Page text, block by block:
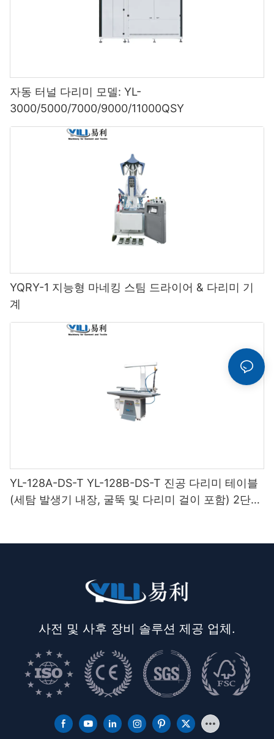
자동 터널 다리미 모델: YL-
3000/5000/7000/9000/11000QSY
YQRY-1 지능형 마네킹 스팀 드라이어 & 다리미 기
계
YL-128A-DS-T YL-128B-DS-T 진공 다리미 테이블
(세탐 발생기 내장, 굴뚝 및 다리미 걸이 포함) 2단
사전 및 사후 장비 솔루션 제공 업체.